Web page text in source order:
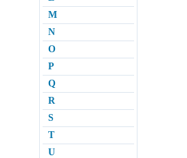
M
N
O
P
Q
R
S
T
U